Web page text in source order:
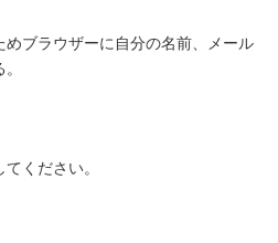
ブラウザーに自分の名前、メール
ください。